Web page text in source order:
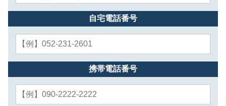
自宅電話番号
携帯電話番号